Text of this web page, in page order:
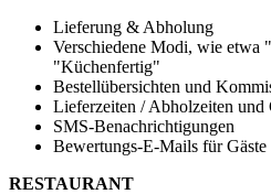
Lieferung & Abholung
Verschiedene Modi, wie etwa
"Küchenfertig"
Bestellübersichten und
Lieferzeiten / Abholzeiten und
SMS-Benachrichtigungen
Bewertungs-E-Mails für Gäste
RESTAURANT